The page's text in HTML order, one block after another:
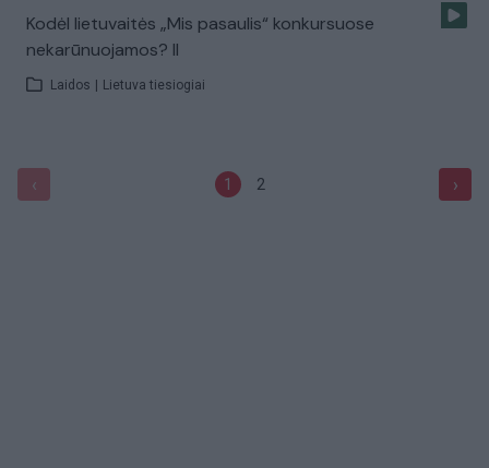
Kodėl lietuvaitės „Mis pasaulis“ konkursuose
nekarūnuojamos? II
Laidos Lietuva tiesiogiai
‹ 1 2 ›